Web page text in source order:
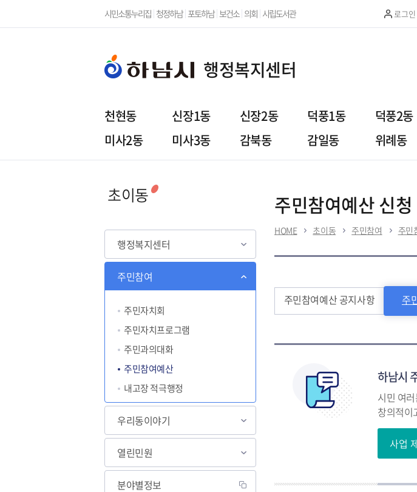
본문 바
시민소통누리집 청정하남 포토하남 보건소 의회 시립도서관 로그인
행정복지센터
천현동 신장1동 신장2동 덕풍1동 덕풍2동
미사2동
미사3동 감북동 감일동 위례동
행정복지센터
초이동
행정복지센터
주민참여
주민자치회
주민자치프로그램
주민과의대화
주민참여예산
내고장 적극행정
우리동이야기
열린민원
분야별정보
주민참여예산 신청
HOME 초이동 주민참여 주민
주민참여예산 공지사항 주
하남시
시민 여
창의적이
사업